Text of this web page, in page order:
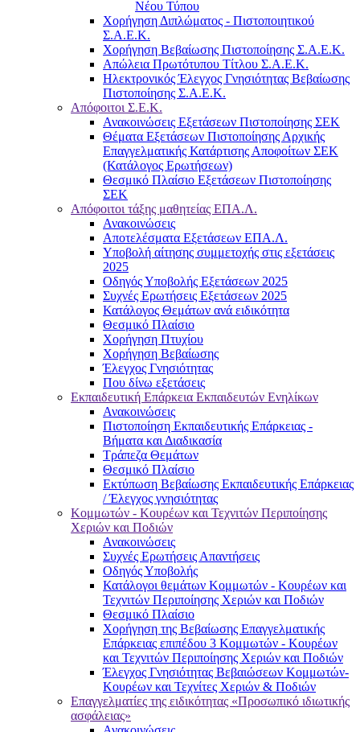
Νέου Τύπου
Χορήγηση Διπλώματος - Πιστοποιητικού
Σ.Α.Ε.Κ.
Χορήγηση Βεβαίωσης Πιστοποίησης Σ.Α.Ε.Κ.
Απώλεια Πρωτότυπου Τίτλου Σ.Α.Ε.Κ.
Ηλεκτρονικός Έλεγχος Γνησιότητας Βεβαίωσης
Πιστοποίησης Σ.Α.Ε.Κ.
Απόφοιτοι Σ.Ε.Κ.
Ανακοινώσεις Εξετάσεων Πιστοποίησης ΣΕΚ
Θέματα Εξετάσεων Πιστοποίησης Αρχικής
Επαγγελματικής Κατάρτισης Αποφοίτων ΣΕΚ
(Κατάλογος Ερωτήσεων)
Θεσμικό Πλαίσιο Εξετάσεων Πιστοποίησης
ΣΕΚ
Απόφοιτοι τάξης μαθητείας ΕΠΑ.Λ.
Ανακοινώσεις
Αποτελέσματα Εξετάσεων ΕΠΑ.Λ.
Υποβολή αίτησης συμμετοχής στις εξετάσεις
2025
Οδηγός Υποβολής Εξετάσεων 2025
Συχνές Ερωτήσεις Εξετάσεων 2025
Κατάλογος Θεμάτων ανά ειδικότητα
Θεσμικό Πλαίσιο
Χορήγηση Πτυχίου
Χορήγηση Βεβαίωσης
Έλεγχος Γνησιότητας
Που δίνω εξετάσεις
Εκπαιδευτική Επάρκεια Εκπαιδευτών Ενηλίκων
Ανακοινώσεις
Πιστοποίηση Εκπαιδευτικής Επάρκειας -
Βήματα και Διαδικασία
Τράπεζα Θεμάτων
Θεσμικό Πλαίσιο
Εκτύπωση Βεβαίωσης Εκπαιδευτικής Επάρκειας
/ Έλεγχος γνησιότητας
Κομμωτών - Κουρέων και Τεχνιτών Περιποίησης
Χεριών και Ποδιών
Ανακοινώσεις
Συχνές Ερωτήσεις Απαντήσεις
Οδηγός Υποβολής
Κατάλογοι θεμάτων Κομμωτών - Κουρέων και
Τεχνιτών Περιποίησης Χεριών και Ποδιών
Θεσμικό Πλαίσιο
Χορήγηση της Βεβαίωσης Επαγγελματικής
Επάρκειας επιπέδου 3 Κομμωτών - Κουρέων
και Τεχνιτών Περιποίησης Χεριών και Ποδιών
Έλεγχος Γνησιότητας Βεβαιώσεων Κομμωτών-
Κουρέων και Τεχνίτες Χεριών & Ποδιών
Επαγγελματίες της ειδικότητας «Προσωπικό ιδιωτικής
ασφάλειας»